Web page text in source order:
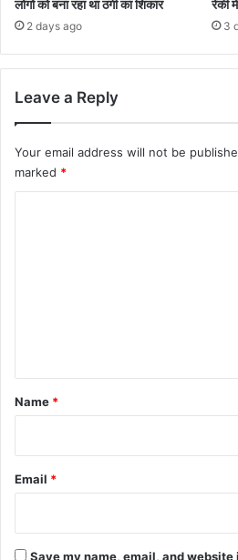
लोगों को बना रहा था ठगी का शिकार
2 days ago
रेकी
3
Leave a Reply
Your email address will not be
marked *
*
Name *
Email *
Save my name, email, and